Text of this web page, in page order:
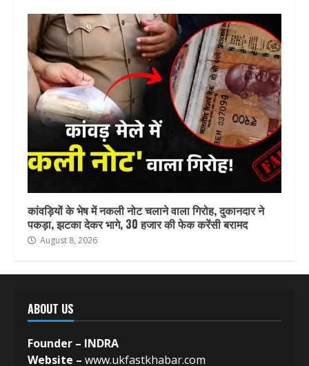
कांवड़ियों के भेष में नकली नोट चलाने वाला गिरोह, दुकानदार ने
पकड़ा, झटका देकर भागे, 30 हजार की फेक करेंसी बरामद
August 8, 2026
ABOUT US
Founder – INDRA
Website – www.ukfastkhabar.com